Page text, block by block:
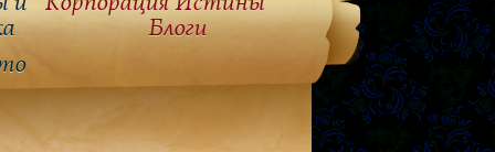
Блоги